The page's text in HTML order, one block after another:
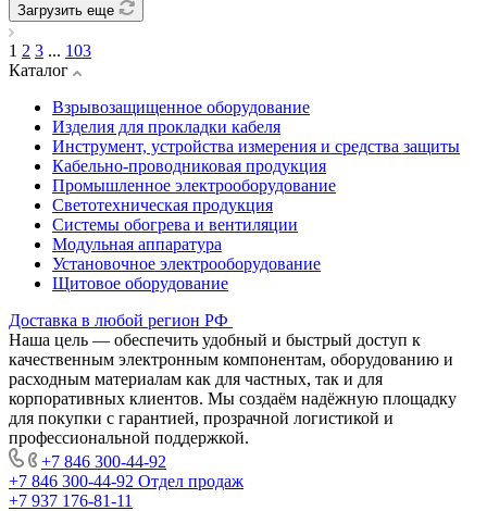
Загрузить еще
1 2 3 ... 103
Каталог
Взрывозащищенное оборудование
Изделия для прокладки кабеля
Инструмент, устройства измерения и средства защиты
Кабельно-проводниковая продукция
Промышленное электрооборудование
Светотехническая продукция
Системы обогрева и вентиляции
Модульная аппаратура
Установочное электрооборудование
Щитовое оборудование
Доставка в любой регион РФ
Наша цель — обеспечить удобный и быстрый доступ к
качественным электронным компонентам, оборудованию и
расходным материалам как для частных, так и для
корпоративных клиентов. Мы создаём надёжную площадку
для покупки с гарантией, прозрачной логистикой и
профессиональной поддержкой.
+7 846 300-44-92
+7 846 300-44-92 Отдел продаж
+7 937 176-81-11